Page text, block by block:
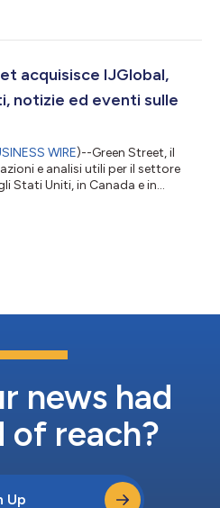
stata sviluppata da Green Street
di ricercatori sul campo...
acquisisce IJGlobal,
notizie ed eventi sulle
WIRE)--Green Street, il
e analisi utili per il settore
Stati Uniti, in Canada e in
acquisizione di Green Street
2024 di Locatus, un forn...
news had
of reach?
Up